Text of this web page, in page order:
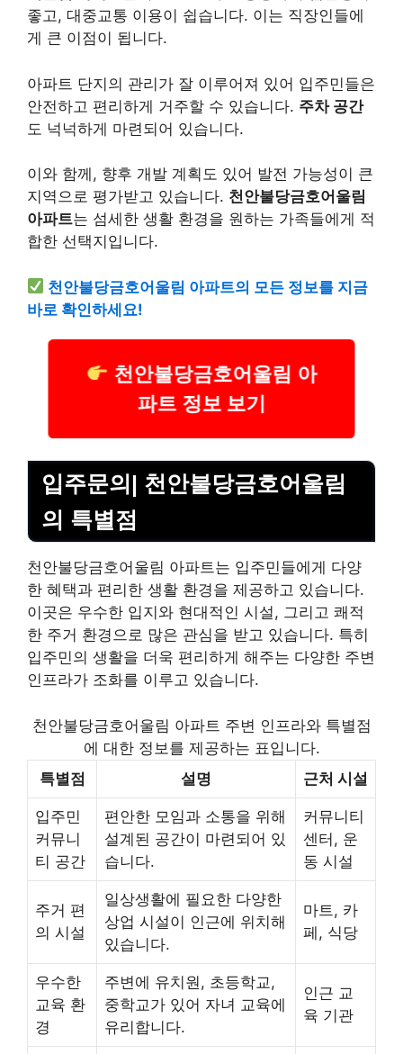
좋고, 대중교통 이용이 쉽습니다. 이는 직장인들에
게 큰 이점이 됩니다.
아파트 단지의 관리가 잘 이루어져 있어 입주민들은
안전하고 편리하게 거주할 수 있습니다. 주차 공간
도 넉넉하게 마련되어 있습니다.
이와 함께, 향후 개발 계획도 있어 발전 가능성이 큰
지역으로 평가받고 있습니다. 천안불당금호어울림
아파트는 섬세한 생활 환경을 원하는 가족들에게 적
합한 선택지입니다.
천안불당금호어울림 아파트의 모든 정보를 지금
바로 확인하세요!
천안불당금호어울림 아
파트 정보 보기
입주문의| 천안불당금호어울림
의 특별점
천안불당금호어울림 아파트는 입주민들에게 다양
한 혜택과 편리한 생활 환경을 제공하고 있습니다.
이곳은 우수한 입지와 현대적인 시설, 그리고 쾌적
한 주거 환경으로 많은 관심을 받고 있습니다. 특히
입주민의 생활을 더욱 편리하게 해주는 다양한 주변
인프라가 조화를 이루고 있습니다.
천안불당금호어울림 아파트 주변 인프라와 특별점
에 대한 정보를 제공하는 표입니다.
특별점
설명 근처 시설
입주민
커뮤니
티 공간
편안한 모임과 소통을 위해
설계된 공간이 마련되어 있
습니다.
커뮤니티
센터, 운
동 시설
주거 편
의 시설
일상생활에 필요한 다양한
상업 시설이 인근에 위치해
있습니다.
마트, 카
페, 식당
우수한
교육 환
경
주변에 유치원, 초등학교,
중학교가 있어 자녀 교육에
유리합니다.
인근 교
육 기관